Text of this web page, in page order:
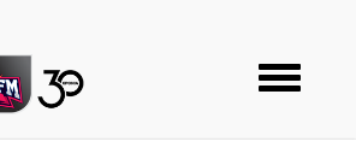
Toggle
navigation